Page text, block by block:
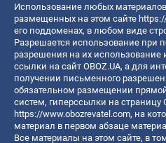
Использование любых
размещенных на этом сайте
его поддоменах, в любом виде
Разрешается использование при
разрешения на их использование
ссылки на сайт OBOZ.UA, а для
получении письменного
обязательном размещении
систем, гиперссылки на страницу
https://www.obozrevatel.com, на
материал в первом абзаце
Все материалы на этом сайте, в